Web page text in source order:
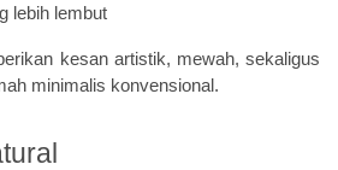
lebih lembut
kesan artistik, mewah, sekaligus
minimalis konvensional.